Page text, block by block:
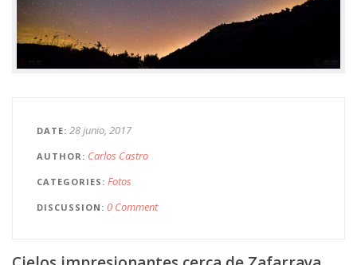
DATE 28 junio, 2017
AUTHOR Carlos Castro
CATEGORIES Fotos
DISCUSSION 0 Comment